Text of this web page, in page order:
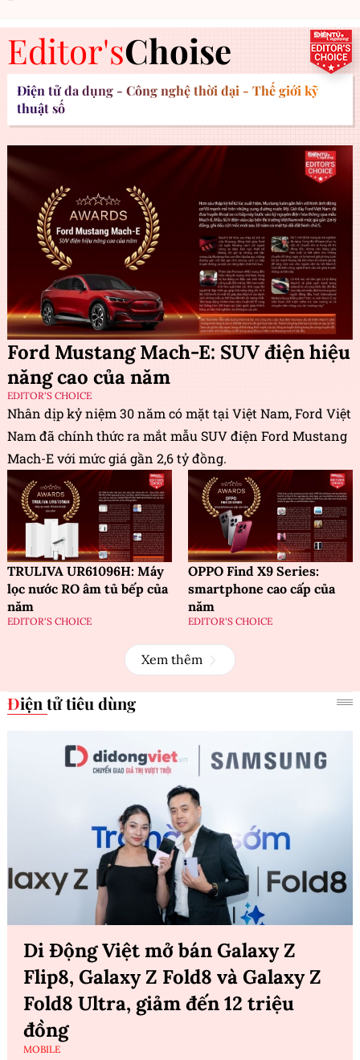
Editor'sChoise
Điện tử đa dụng - Công nghệ thời đại - Thế giới kỹ
thuật số
Ford Mustang Mach-E: SUV điện hiệu
năng cao của năm
EDITOR'S CHOICE
Nhân dịp kỷ niệm 30 năm có mặt tại Việt Nam, Ford Việt
Nam đã chính thức ra mắt mẫu SUV điện Ford Mustang
Mach-E với mức giá gần 2,6 tỷ đồng.
TRULIVA UR61096H: Máy
lọc nước RO âm tủ bếp của
năm
EDITOR'S CHOICE
OPPO Find X9 Series:
smartphone cao cấp của
năm
EDITOR'S CHOICE
Xem thêm
Điện tử tiêu dùng
Di Động Việt mở bán Galaxy Z
Flip8, Galaxy Z Fold8 và Galaxy Z
Fold8 Ultra, giảm đến 12 triệu
đồng
MOBILE